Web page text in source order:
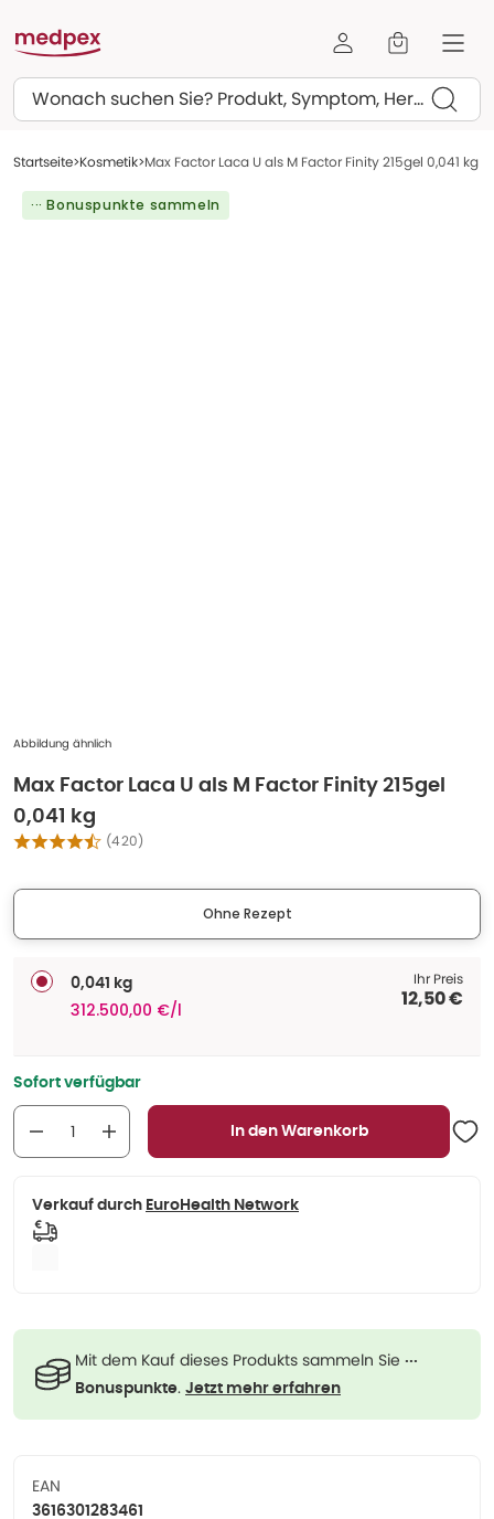
Suchen
Startseite Kosmetik Max Factor Laca U als M Factor Finity 215gel 0,041 kg
··· Bonuspunkte sammeln
Abbildung ähnlich
Max Factor Laca U als M Factor Finity 215gel
0,041 kg
(420)
Ohne Rezept
0,041 kg
312.500,00 €/l
Ihr Preis
12,50 €
Sofort verfügbar
In den Warenkorb
Verkauf durch EuroHealth Network
Mit dem Kauf dieses Produkts sammeln Sie ···
Bonuspunkte. Jetzt mehr erfahren
EAN
3616301283461